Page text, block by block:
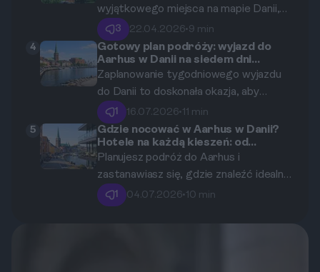
wyjątkowego miejsca na mapie Danii,
gdzie historia monarchii splata się z
architektonicznym geniuszem.
Dowiedz się, dlaczego ta
majestatyczna budowla, będąca
miejscem spoczynku niemal 40
duńskich królów i królowych, została
uhonorowana wpisem na Listę
Światowego Dziedzictwa UNESCO.
3 22.04.2026•9 min
4
Gotowy plan podróży: wyjazd do
Aarhus w Danii na siedem dni
pełnych relaksu i niespiesznego
zwiedzania
Zaplanowanie tygodniowego wyjazdu
do Danii to doskonała okazja, aby
zwolnić tempo i nacieszyć się
skandynawskim stylem życia. Ten
przewodnik krok po kroku pomoże Ci
zorganizować idealny urlop w Aarhus.
1 16.07.2026•11 min
5
Gdzie nocować w Aarhus w Danii?
Hotele na każdą kieszeń: od
budżetowych opcji po luksusowe
apartamenty.
Planujesz podróż do Aarhus i
zastanawiasz się, gdzie znaleźć idealny
nocleg? Ten kompleksowy przewodnik
pomoże Ci odkryć najlepsze hotele,
apartamenty i hostele w duńskim
1 04.07.2026•10 min